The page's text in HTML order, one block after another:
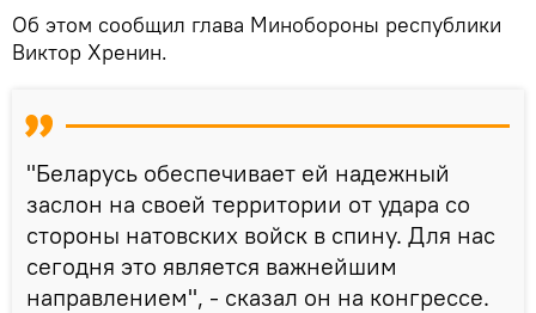
Об этом сообщил глава Минобороны республики
Виктор Хренин.
"Беларусь обеспечивает ей надежный
заслон на своей территории от удара со
стороны натовских войск в спину. Для нас
сегодня это является важнейшим
направлением", - сказал он на конгрессе.